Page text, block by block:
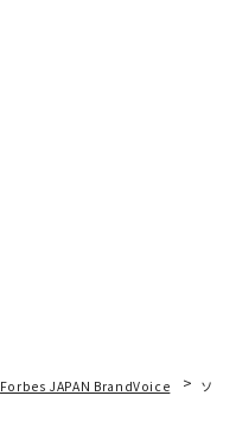
Forbes JAPAN BrandVoice ソニ